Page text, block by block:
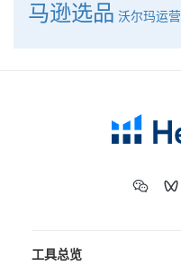
马逊选品 沃尔玛运营
工具总览